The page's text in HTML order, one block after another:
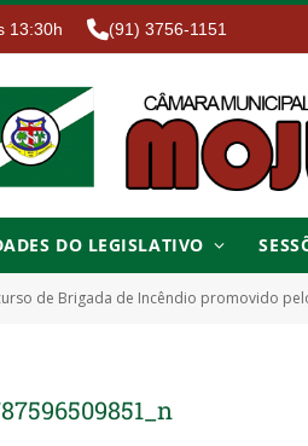
13:30h (91) 3756-1151
DO LEGISLATIVO
de Brigada de Incêndio promovido